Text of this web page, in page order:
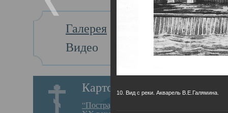
Галерея
Видео
Картотека
“Пострадавшие за веру в
Главная
10. Вид с реки. Акварель В.Е.Галямина.